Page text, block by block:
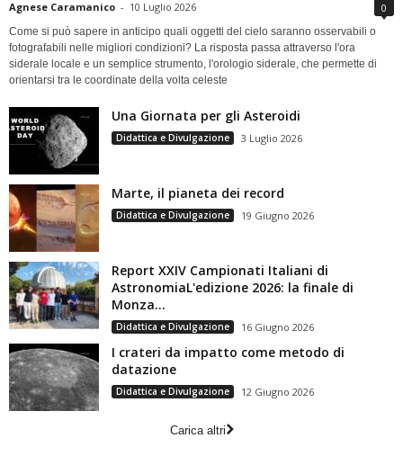
Agnese Caramanico - 10 Luglio 2026 0
Come si può sapere in anticipo quali oggetti del cielo saranno osservabili o
fotografabili nelle migliori condizioni? La risposta passa attraverso l'ora
siderale locale e un semplice strumento, l'orologio siderale, che permette di
orientarsi tra le coordinate della volta celeste
Una Giornata per gli Asteroidi
Didattica e Divulgazione 3 Luglio 2026
Marte, il pianeta dei record
Didattica e Divulgazione 19 Giugno 2026
Report XXIV Campionati Italiani di
AstronomiaL'edizione 2026: la finale di
Monza...
Didattica e Divulgazione 16 Giugno 2026
I crateri da impatto come metodo di
datazione
Didattica e Divulgazione 12 Giugno 2026
Carica altri